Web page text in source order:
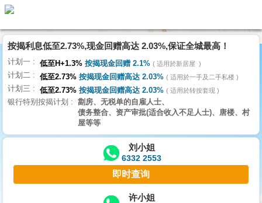
理
主
页
搵
楼/
交
业
主
按揭利息低至2.73%,现金回赠高达 2.03%,保证全城最高！
计划一 低至H+1.3% 按揭现金回赠 2.1% 适用於新居屋
计划二 低至2.73% 按揭现金回赠高达 2.03% 适用於一手及二手私楼
计划三 低至2.73% 按揭现金回赠高达 2.03% 适用於转按套现
银行特别按揭计划
劏房、无税单的自雇人士、
债务整合、资产审批(适合收入不足人士)、唐楼、村
屋等等
刘小姐
6332 2553
即时查询
许小姐